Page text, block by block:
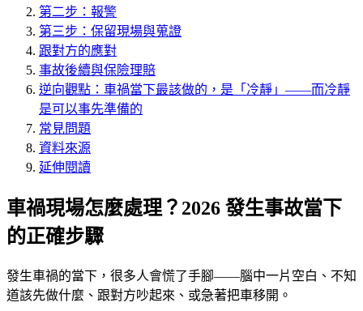
第二步：報警
第三步：保留現場與蒐證
跟對方的應對
事故後續與保險理賠
逆向觀點：車禍當下最該做的，是「冷靜」——而冷靜
是可以事先準備的
常見問題
資料來源
延伸閱讀
車禍現場怎麼處理？2026 發生事故當下
的正確步驟
發生車禍的當下，很多人會慌了手腳——腦中一片空白、不知
道該先做什麼、跟對方吵起來、或急著把車移開。